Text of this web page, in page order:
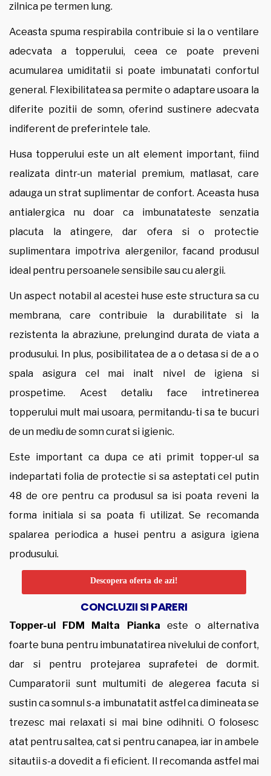
zilnica pe termen lung.
Aceasta spuma respirabila contribuie si la o ventilare
adecvata a topperului, ceea ce poate preveni
acumularea umiditatii si poate imbunatati confortul
general. Flexibilitatea sa permite o adaptare usoara la
diferite pozitii de somn, oferind sustinere adecvata
indiferent de preferintele tale.
Husa topperului este un alt element important, fiind
realizata dintr-un material premium, matlasat, care
adauga un strat suplimentar de confort. Aceasta husa
antialergica nu doar ca imbunatateste senzatia
placuta la atingere, dar ofera si o protectie
suplimentara impotriva alergenilor, facand produsul
ideal pentru persoanele sensibile sau cu alergii.
Un aspect notabil al acestei huse este structura sa cu
membrana, care contribuie la durabilitate si la
rezistenta la abraziune, prelungind durata de viata a
produsului. In plus, posibilitatea de a o detasa si de a o
spala asigura cel mai inalt nivel de igiena si
prospetime. Acest detaliu face intretinerea
topperului mult mai usoara, permitandu-ti sa te bucuri
de un mediu de somn curat si igienic.
Este important ca dupa ce ati primit topper-ul sa
indepartati folia de protectie si sa asteptati cel putin
48 de ore pentru ca produsul sa isi poata reveni la
forma initiala si sa poata fi utilizat. Se recomanda
spalarea periodica a husei pentru a asigura igiena
produsului.
Descopera oferta de azi!
CONCLUZII SI PARERI
Topper-ul FDM Malta Pianka este o alternativa
foarte buna pentru imbunatatirea nivelului de confort,
dar si pentru protejarea suprafetei de dormit.
Cumparatorii sunt multumiti de alegerea facuta si
sustin ca somnul s-a imbunatatit astfel ca dimineata se
trezesc mai relaxati si mai bine odihniti. O folosesc
atat pentru saltea, cat si pentru canapea, iar in ambele
sitautii s-a dovedit a fi eficient. Il recomanda astfel mai